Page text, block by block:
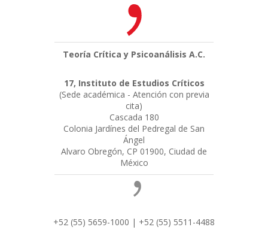
Teoría Crítica y Psicoanálisis A.C.
17, Instituto de Estudios Críticos
(Sede académica - Atención con previa
cita)
Cascada 180
Colonia Jardínes del Pedregal de San
Ángel
Alvaro Obregón, CP 01900, Ciudad de
México
+52 (55) 5659-1000 | +52 (55) 5511-4488